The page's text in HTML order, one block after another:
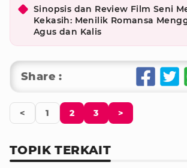
Sinopsis dan Review Film Seni
Kekasih: Menilik Romansa
Agus dan Kalis
Share :
< 1 2 3 >
TOPIK TERKAIT